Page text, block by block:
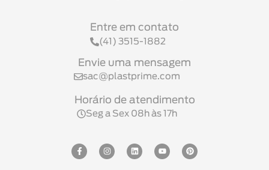
Entre em contato
(41) 3515-1882
Envie uma mensagem
sac@plastprime.com
Horário de atendimento
Seg a Sex 08h às 17h